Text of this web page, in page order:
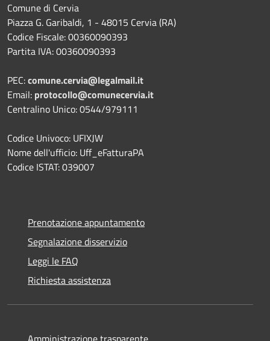
Comune di Cervia
Piazza G. Garibaldi, 1 - 48015 Cervia (RA)
Codice Fiscale: 00360090393
Partita IVA: 00360090393
PEC:comune.cervia@legalmail.it
Email: protocollo@comunecervia.it
Centralino Unico: 0544/979111
Codice Univoco: UFIXJW
Nome dell'ufficio: Uff_eFatturaPA
Codice ISTAT: 039007
Prenotazione appuntamento
Segnalazione disservizio
Leggi le FAQ
Richiesta assistenza